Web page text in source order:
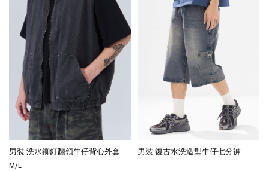
男裝 洗水鉚釘翻領牛仔背心外套
M/L
男裝 復古水洗造型牛仔七分褲